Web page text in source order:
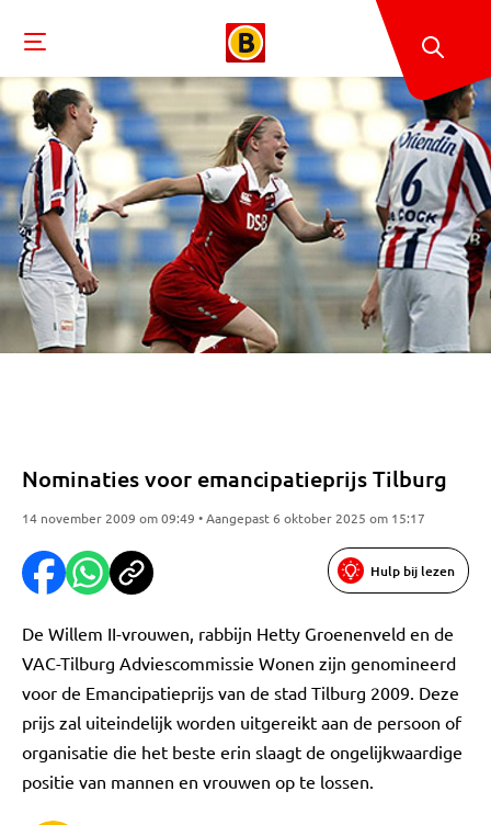
Nominaties voor emancipatieprijs Tilburg
14 november 2009 om 09:49 • Aangepast 6 oktober 2025 om 15:17
Hulp bij lezen
De Willem II-vrouwen, rabbijn Hetty Groenenveld en de
VAC-Tilburg Adviescommissie Wonen zijn genomineerd
voor de Emancipatieprijs van de stad Tilburg 2009. Deze
prijs zal uiteindelijk worden uitgereikt aan de persoon of
organisatie die het beste erin slaagt de ongelijkwaardige
positie van mannen en vrouwen op te lossen.